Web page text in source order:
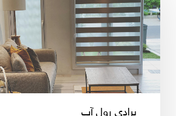
الرول
آب
لأحدث
المنازل
برادي رول آب